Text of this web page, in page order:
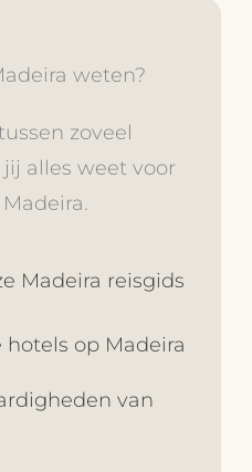
weten?
zoveel
alles weet voor
Madeira reisgids
hotels op Madeira
van